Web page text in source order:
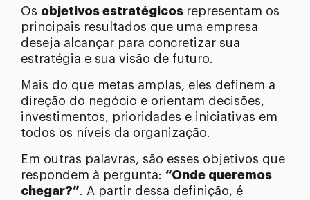
Os objetivos estratégicos representam os
principais resultados que uma empresa
deseja alcançar para concretizar sua
estratégia e sua visão de futuro.
Mais do que metas amplas, eles definem a
direção do negócio e orientam decisões,
investimentos, prioridades e iniciativas em
todos os níveis da organização.
Em outras palavras, são esses objetivos que
respondem à pergunta: “Onde queremos
chegar?”. A partir dessa definição, é